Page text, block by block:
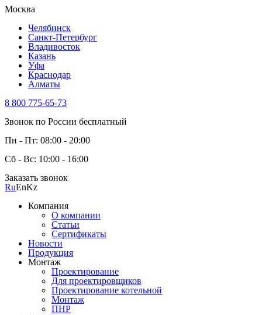
Москва
Челябинск
Санкт-Петербург
Владивосток
Казань
Уфа
Краснодар
Алматы
8 800 775-65-73
Звонок по России бесплатный
Пн - Пт: 08:00 - 20:00
Сб - Вс: 10:00 - 16:00
Заказать звонок
RuEnKz
Компания
О компании
Статьи
Сертификаты
Новости
Продукция
Монтаж
Проектирование
Для проектировщиков
Проектирование котельной
Монтаж
ПНР